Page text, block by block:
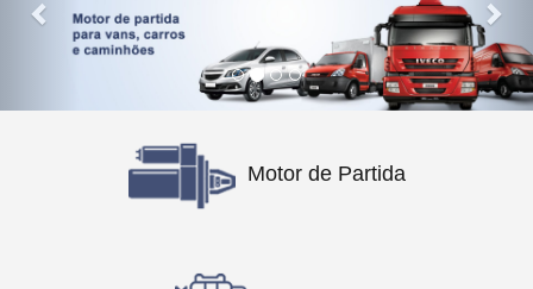
Motor de Partida